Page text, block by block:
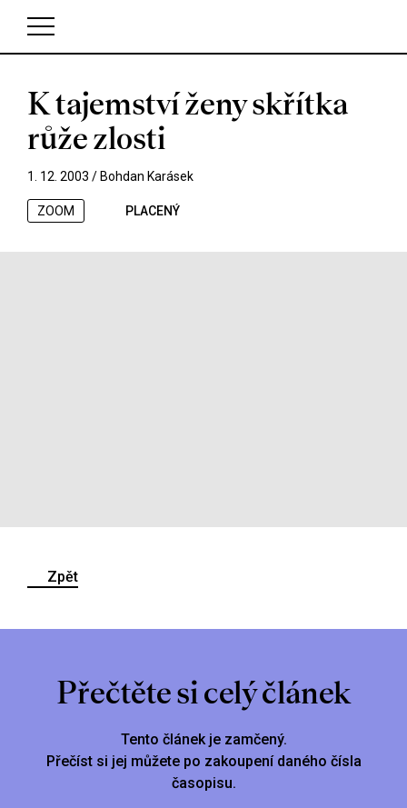
V košíku zatím nemáte žádné položky.
K tajemství ženy skřítka
růže zlosti
1. 12. 2003 / Bohdan Karásek
ZOOM PLACENÝ
Zpět
Přečtěte si celý článek
Tento článek je zamčený.
Přečíst si jej můžete po zakoupení daného čísla
časopisu.